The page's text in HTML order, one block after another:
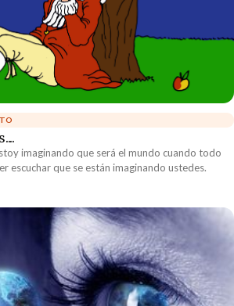
imaginando que será el mundo cuando todo
esto termine. Espero poder escuchar que se están imaginando ustedes.